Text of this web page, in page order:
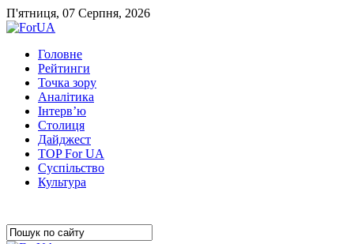
П'ятниця, 07 Серпня, 2026
Головне
Рейтинги
Точка зору
Аналітика
Інтерв’ю
Столиця
Дайджест
TOP For UA
Суспiльство
Культура